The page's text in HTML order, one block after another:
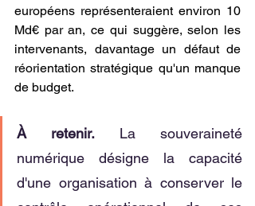
européens représenteraient environ 10
Md€ par an, ce qui suggère, selon les
intervenants, davantage un défaut de
réorientation stratégique qu'un manque
de budget.
À retenir. La souveraineté
numérique désigne la capacité
d'une organisation à conserver le